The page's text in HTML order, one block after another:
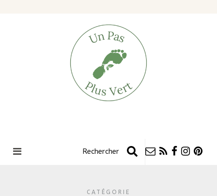
CATÉGORIE